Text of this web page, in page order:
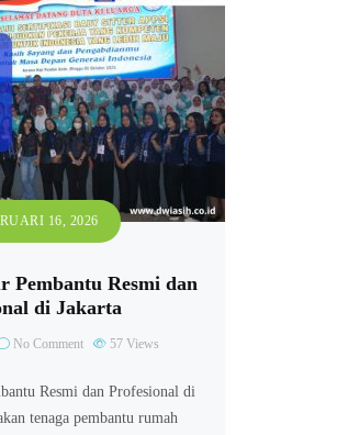
16, 2026
Pembantu Resmi dan
di Jakarta
No Comment 57 Views
Resmi dan Profesional di
tenaga pembantu rumah